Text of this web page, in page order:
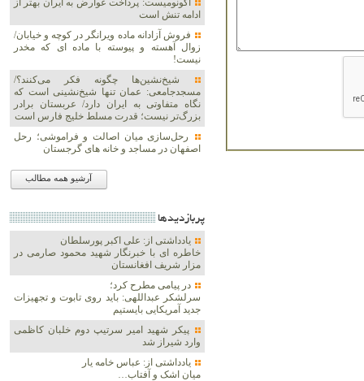
اکونومیست: پرداخت عوارض به ایران بهتر از
ادامه تنش است
فروش آزادانه ماده ویرانگر در کوچه و خیابان/
زوال آهسته و پیوسته با ماده ای که مخدر
نیست!
شیخ‌نشین‌ها چگونه فکر می‌کنند؟/
مسجدجامعی: عمان تنها شیخ‌نشینی است که
نگاه متفاوتی به ایران دارد/ عربستان برادر
بزرگ‌تر نیست؛ قدرت مسلط خلیج فارس است
رحل‌سازی میان اصالت و فراموشی؛ رحل
اصفهان در مساجد و خانه های گرجستان
آرشیو همه مطالب
پربازديدها
یادداشتی از: علی اکبر پورسلطان
خاطره ای با خبرنگار شهید محمود صارمی در
مزار شریف افغانستان
در پیامی مطرح کرد؛
سرلشکر عبداللهی: باید روی تابوت و تجهیزات
جدید آمریکایی بایستیم
پیکر شهید امیر سرتیپ دوم خلبان کاظمی
وارد شیراز شد
یادداشتی از: عباس خامه یار
میان اشک و آفتاب…